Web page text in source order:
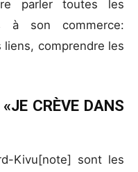
parler toutes les
à son commerce:
comprendre les
CRÈVE DANS
Kivu[note] sont les